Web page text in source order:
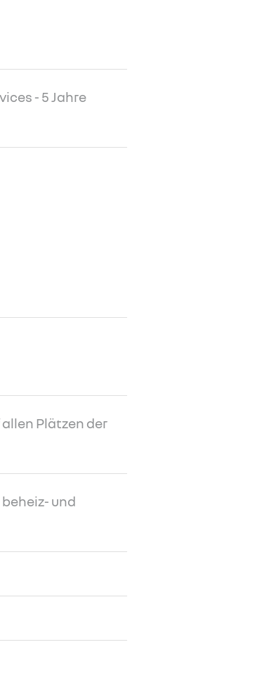
- 5 Jahre
Plätzen der
und